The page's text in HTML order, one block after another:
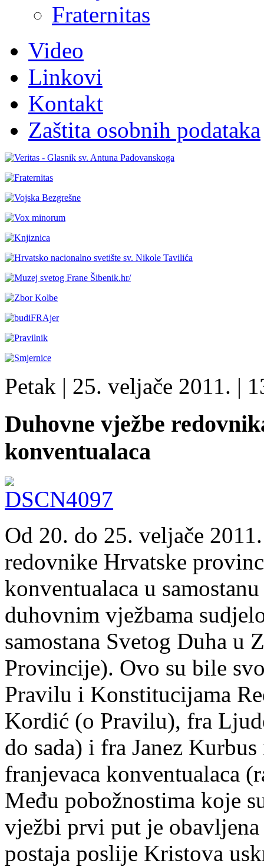
Fraternitas
Video
Linkovi
Kontakt
Zaštita osobnih podataka
Petak | 25. veljače 2011. |
Duhovne vježbe
konventualaca
Od 20. do 25. veljače
redovnike Hrvatske
konventualaca u
duhovnim vježbama
samostana Svetog Duha u
Provincije). Ovo su bile
Pravilu i Konstitucijama
Kordić (o Pravilu), fra
do sada) i fra Janez
franjevaca konventualaca
Među pobožnostima koje
vježbi prvi put je
postaja poslije Kristova